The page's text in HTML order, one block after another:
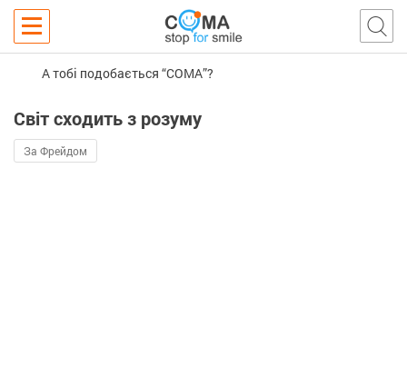
А тобі подобається “COMA”?
Світ сходить з розуму
За Фрейдом